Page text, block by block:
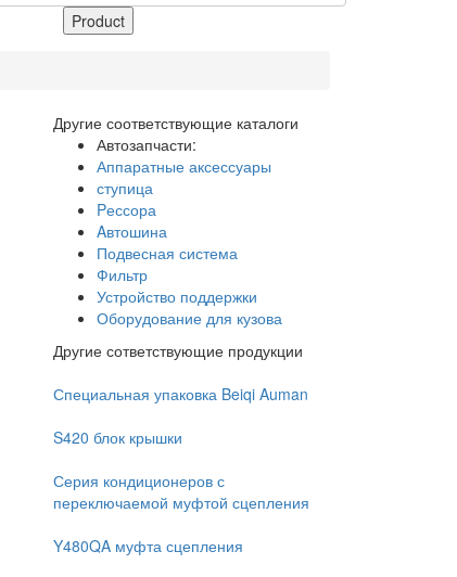
Product
Другие соответствующие каталоги
Автозапчасти:
Аппаратные аксессуары
ступица
Pессора
Aвтошина
Подвесная система
Фильтр
Устройство поддержки
Оборудование для кузова
Другие сответствующие продукции
Специальная упаковка Beiqi Auman
S420 блок крышки
Серия кондиционеров с
переключаемой муфтой сцепления
Y480QA муфта сцепления